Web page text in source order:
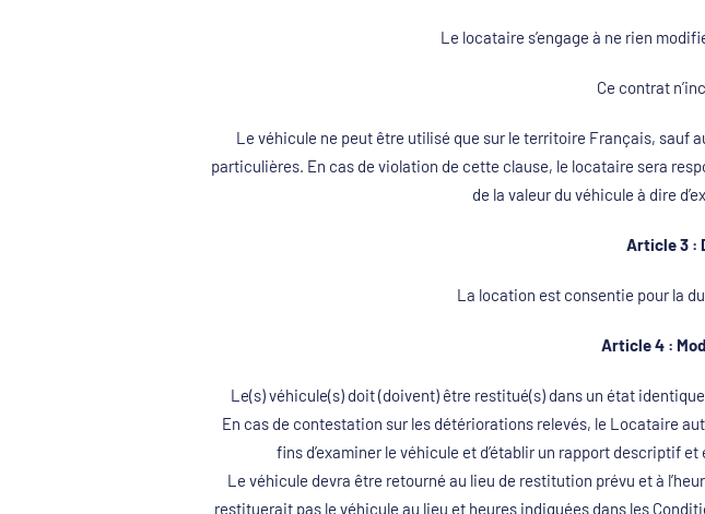
Le locataire s’engage à ne rien
Ce contrat
Le véhicule ne peut être utilisé que sur le territoire Français, sauf
particulières. En cas de violation de cette clause, le locataire sera
de la valeur du véhicule à dire
Article 3 :
La location est consentie pour la
Article 4 :
Le(s) véhicule(s) doit (doivent) être restitué(s) dans un état
En cas de contestation sur les détériorations relevés, le Locataire
fins d’examiner le véhicule et d’établir un rapport descriptif
Le véhicule devra être retourné au lieu de restitution prévu et à
restituerait pas le véhicule au lieu et heures indiquées dans les